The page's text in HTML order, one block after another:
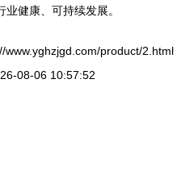
健康、可持续发展。
www.yghzjgd.com/product/2.html
08-06 10:57:52